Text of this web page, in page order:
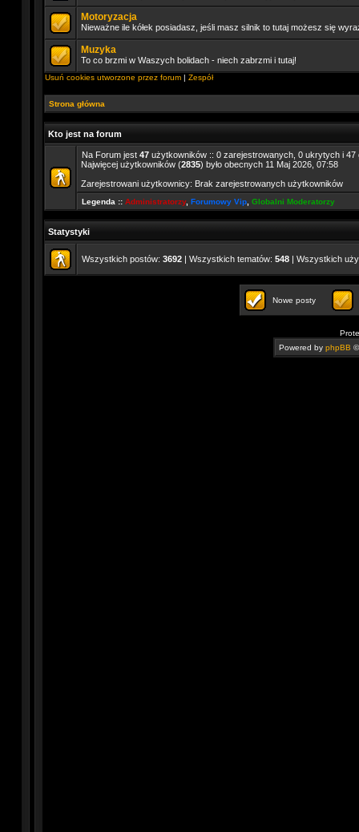
Motoryzacja
Nieważne ile kółek posiadasz, jeśli masz silnik to tutaj możesz się
Muzyka
To co brzmi w Waszych bolidach - niech zabrzmi i tutaj!
Usuń cookies utworzone przez forum | Zespół
Strona główna
Kto jest na forum
Na Forum jest 47 użytkowników :: 0 zarejestrowanych, 0 ukrytych i 47
Najwięcej użytkowników (2835) było obecnych 11 Maj 2026, 07:58
Zarejestrowani użytkownicy: Brak zarejestrowanych użytkowników
Legenda :: Administratorzy, Forumowy Vip Globalni Moderatorzy
Statystyki
Wszystkich postów: 3692 | Wszystkich tematów: 548 | Wszystkich
Nowe posty
Powered by phpBB